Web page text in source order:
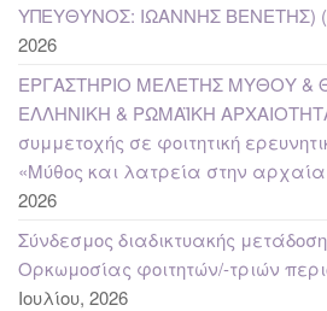
ΥΠΕΥΘΥΝΟΣ: ΙΩΑΝΝΗΣ ΒΕΝΕΤΗΣ)
2026
ΕΡΓΑΣΤΗΡΙΟ ΜΕΛΕΤΗΣ ΜΥΘΟΥ &
ΕΛΛΗΝΙΚΗ & ΡΩΜΑΪΚΗ
συμμετοχής σε φοιτητική
«Μύθος και λατρεία στην
2026
Σύνδεσμος διαδικτυακής
Ορκωμοσίας φοιτητών/-τριών
Ιουλίου, 2026